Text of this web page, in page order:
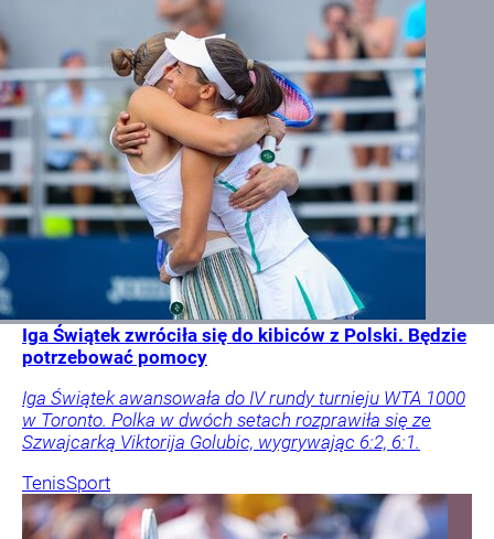
Iga Świątek zwróciła się do kibiców z Polski. Będzie
potrzebować pomocy
Iga Świątek awansowała do IV rundy turnieju WTA 1000
w Toronto. Polka w dwóch setach rozprawiła się ze
Szwajcarką Viktorija Golubic, wygrywając 6:2, 6:1.
TenisSport